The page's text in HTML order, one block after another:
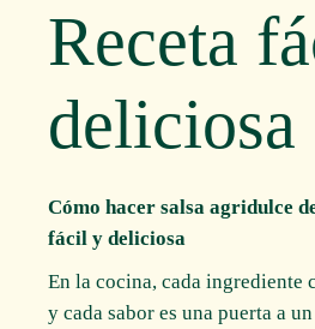
Receta
deliciosa
Cómo hacer salsa agridulce
fácil y deliciosa
En la cocina, cada ingrediente
y cada sabor es una puerta a